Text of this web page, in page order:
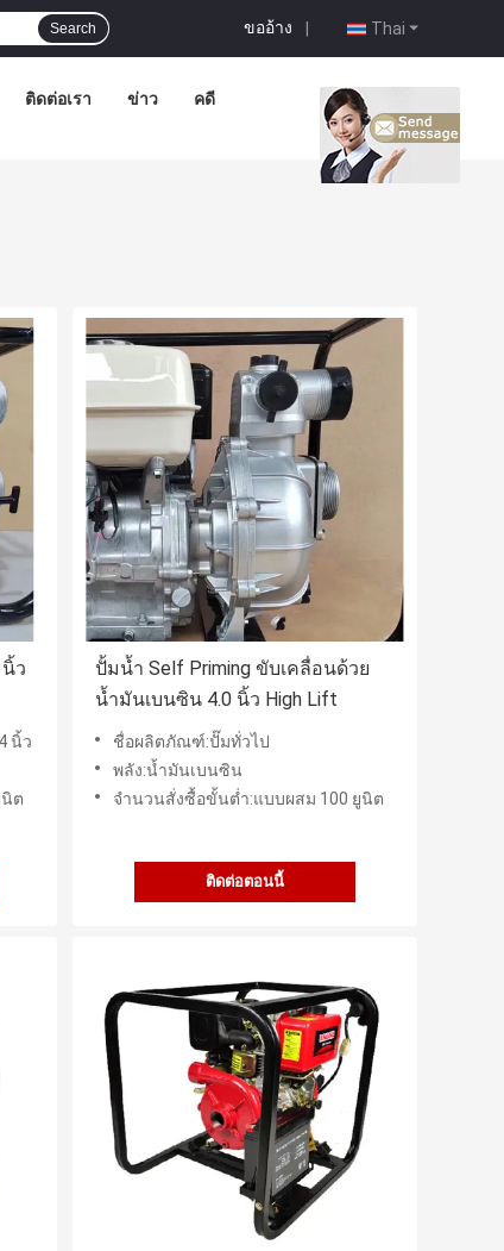
Thai
ขออ้าง |
Search
ติดต่อเรา ข่าว คดี
ว
นิ้ว
ต
ปั้มน้ำ Self Priming ขับเคลื่อนด้วย
น้ำมันเบนซิน 4.0 นิ้ว High Lift
ชื่อผลิตภัณฑ์:ปั๊มทั่วไป
พลัง:น้ำมันเบนซิน
จำนวนสั่งซื้อขั้นต่ำ:แบบผสม 100 ยูนิต
ติดต่อตอนนี้